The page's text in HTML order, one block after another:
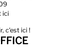
ici
c'est ici !